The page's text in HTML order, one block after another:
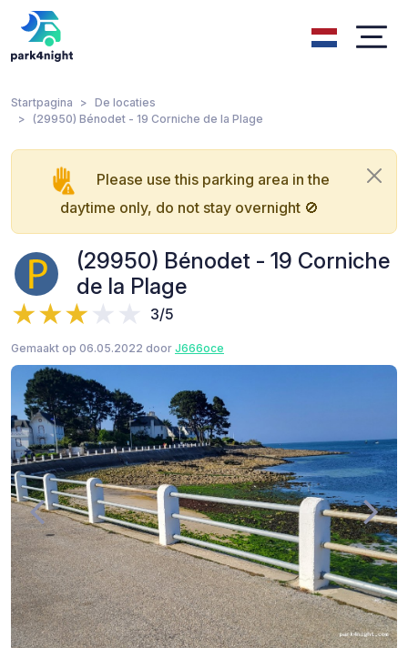
Startpagina
De locaties
(29950) Bénodet - 19 Corniche de la Plage
Please use this parking area in the
daytime only, do not stay overnight 🚫
(29950) Bénodet - 19 Corniche
de la Plage
3/5
Gemaakt op 06.05.2022 door J666oce